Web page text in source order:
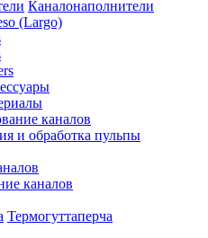
Каналонаполнители
(Largo)
каналов
и обработка пульпы
каналов
Термогуттаперча